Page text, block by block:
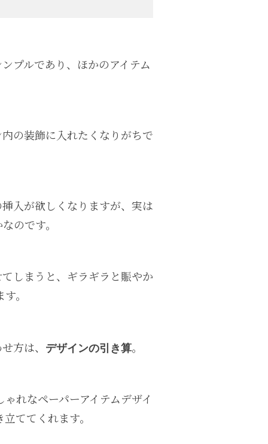
プルであり、ほかのアイテム
の装飾に入れたくなりがちで
入が欲しくなりますが、実は
のです。
しまうと、ギラギラと賑やか
。
方は、 デザインの引き算。
れなペーパーアイテムデザイ
ててくれます。